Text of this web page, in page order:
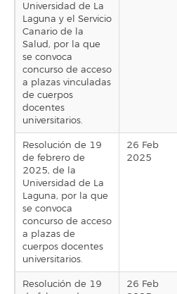
Universidad de La
Laguna y el Servicio
Canario de la
Salud, por la que
se convoca
concurso de acceso
a plazas vinculadas
de cuerpos
docentes
universitarios.
Resolución de 19
de febrero de
2025, de la
Universidad de La
Laguna, por la que
se convoca
concurso de acceso
a plazas de
cuerpos docentes
universitarios.
26 Feb
2025
Resolución de 19
26 Feb